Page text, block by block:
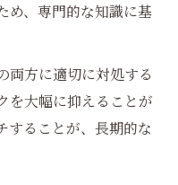
め、専門的な知識に基
両方に適切に対処する
を大幅に抑えることが
することが、長期的な